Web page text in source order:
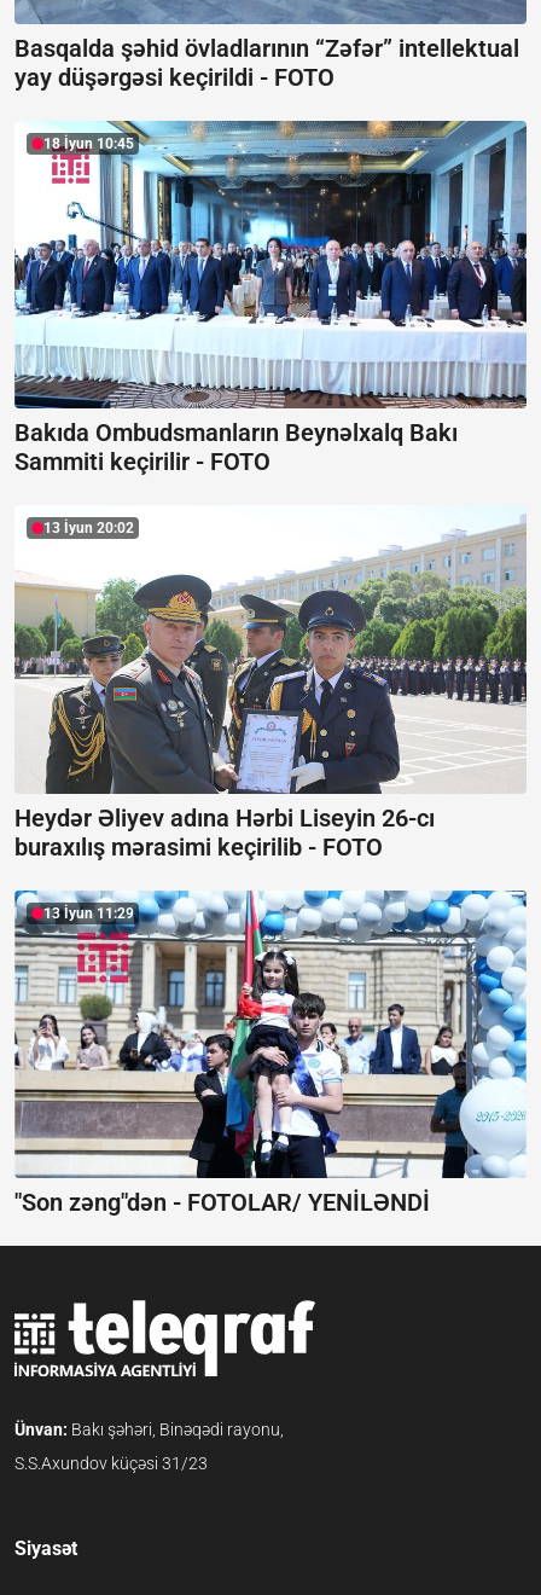
Basqalda şəhid övladlarının “Zəfər” intellektual
yay düşərgəsi keçirildi - FOTO
18 İyun 10:45
Bakıda Ombudsmanların Beynəlxalq Bakı
Sammiti keçirilir - FOTO
13 İyun 20:02
Heydər Əliyev adına Hərbi Liseyin 26-cı
buraxılış mərasimi keçirilib - FOTO
13 İyun 11:29
"Son zəng"dən - FOTOLAR/ YENİLƏNDİ
Ünvan: Bakı şəhəri, Binəqədi rayonu,
S.S.Axundov küçəsi 31/23
Siyasət